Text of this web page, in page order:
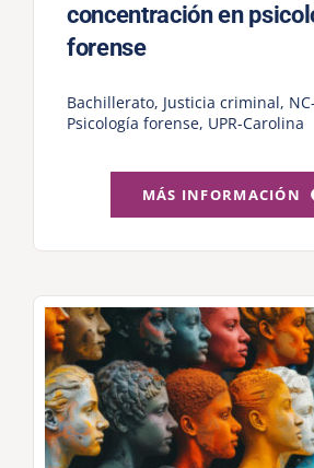
concentración en
forense
Bachillerato, Justicia criminal,
Psicología forense, UPR-Carolina
MÁS INFORMACIÓN